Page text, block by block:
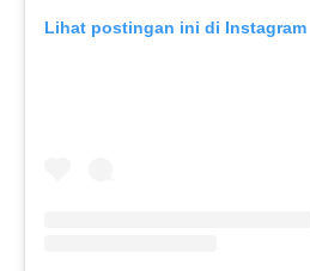
Lihat postingan ini di Instagram